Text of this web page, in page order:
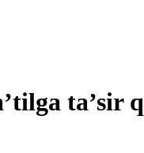
ta’sir